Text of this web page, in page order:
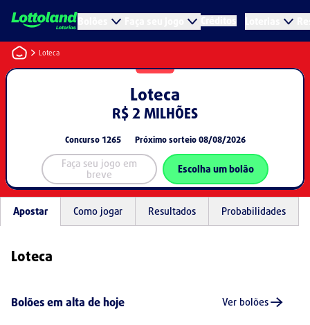
Loteca
Loteca
R$ 2 MILHÕES
Concurso 1265 Próximo sorteio 08/08/2026
Faça seu jogo em
breve
Escolha um bolão
Apostar Como jogar Resultados Probabilidades
Loteca
Bolões em alta de hoje Ver bolões